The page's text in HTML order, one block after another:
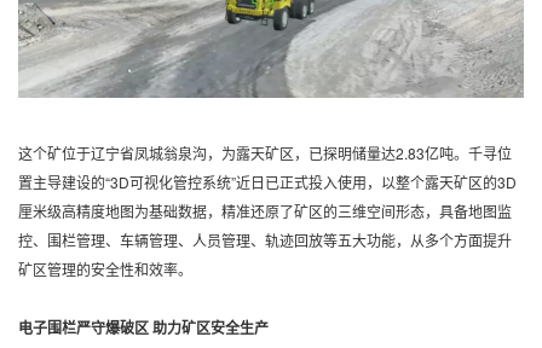
这个矿位于辽宁省凤城翁泉沟，为露天矿区，已探明储量达2.83亿吨。千寻位
置主导建设的“3D可视化管控系统”近日已正式投入使用，以整个露天矿区的3D
厘米级高精度地图为基础数据，精准还原了矿区的三维空间形态，具备地图监
控、围栏管理、车辆管理、人员管理、轨迹回放等五大功能，从多个方面提升
矿区管理的安全性和效率。
电子围栏严守爆破区 助力矿区安全生产